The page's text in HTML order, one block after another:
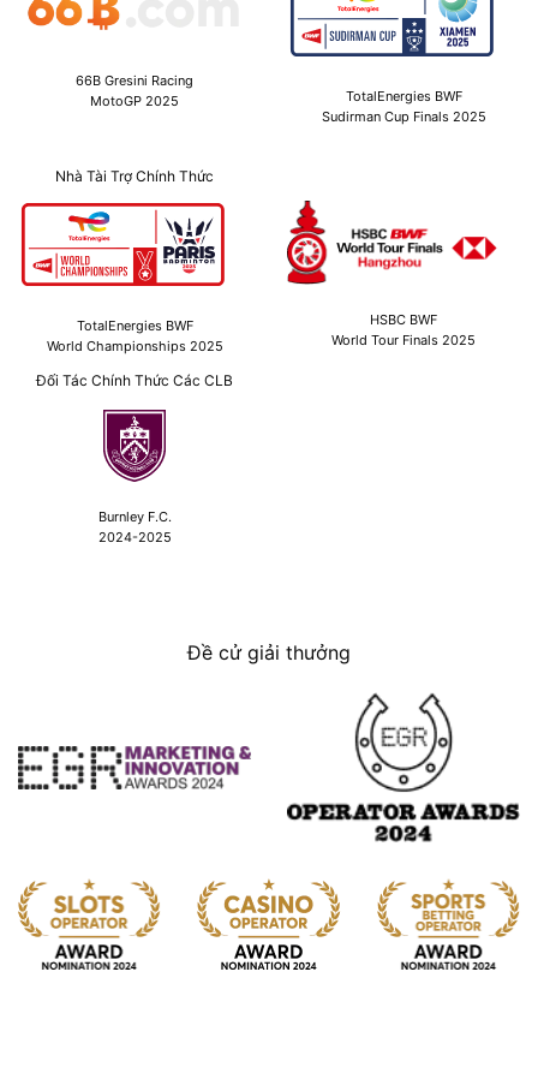
66B Gresini Racing
MotoGP 2025
TotalEnergies BWF
Sudirman Cup Finals 2025
Nhà Tài Trợ Chính Thức
TotalEnergies BWF
World Championships 2025
HSBC BWF
World Tour Finals 2025
Đối Tác Chính Thức Các CLB
Burnley F.C.
2024-2025
Đề cử giải thưởng